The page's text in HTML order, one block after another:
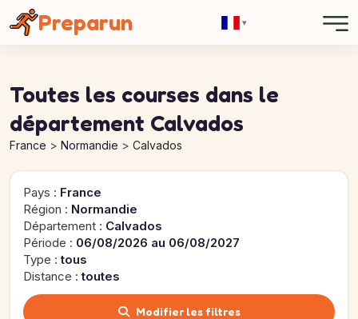
Preparun ▾
Toutes les courses dans le
département Calvados
France Normandie Calvados
Pays : France
Région : Normandie
Département : Calvados
Période : 06/08/2026 au 06/08/2027
Type :tous
Distance :toutes
Modifier les filtres
Panneau de gestion des cookies